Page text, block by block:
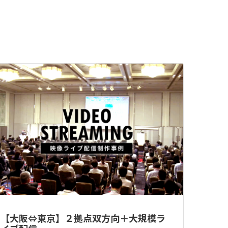
【大阪⇔東京】２拠点双方向＋大規模ラ